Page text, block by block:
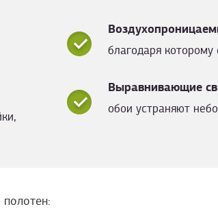
благодаря
Выравнивающие
обои устраняют